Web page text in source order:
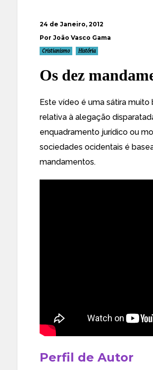
24 de Janeiro, 2012
Por João Vasco Gama
Cristianismo História
Os dez
Este vídeo é uma sátira muito
relativa à alegação
enquadramento jurídico ou
sociedades ocidentais é
mandamentos.
Perfil de Autor